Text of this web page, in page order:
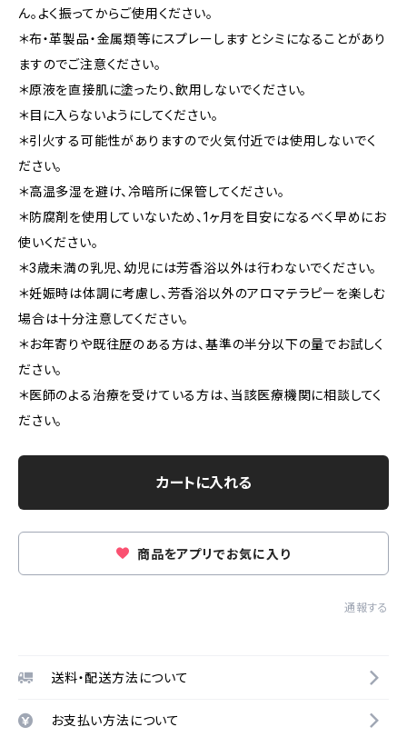
ん。よく振ってからご使用ください。
＊布・革製品・金属類等にスプレーしますとシミになることがあり
ますのでご注意ください。
＊原液を直接肌に塗ったり、飲用しないでください。
＊目に入らないようにしてください。
＊引火する可能性がありますので火気付近では使用しないでく
ださい。
＊高温多湿を避け、冷暗所に保管してください。
＊防腐剤を使用していないため、1ヶ月を目安になるべく早めにお
使いください。
＊3歳未満の乳児、幼児には芳香浴以外は行わないでください。
＊妊娠時は体調に考慮し、芳香浴以外のアロマテラピーを楽しむ
場合は十分注意してください。
＊お年寄りや既往歴のある方は、基準の半分以下の量でお試しく
ださい。
＊医師のよる治療を受けている方は、当該医療機関に相談してく
ださい。
カートに入れる
商品をアプリでお気に入り
通報する
送料・配送方法について
お支払い方法について